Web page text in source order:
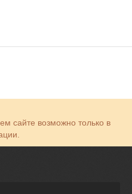
сайте возможно только в